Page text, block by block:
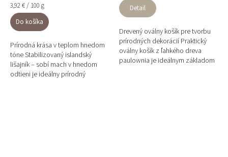
Jednotková
cena:
3,92 € / 100 g
Do košíka
Prírodná krása v teplom hnedom
tóne Stabilizovaný islandský
lišajník – sobí mach v hnedom
odtieni je ideálny prírodný
Detail
Drevený oválny košík pre tvorbu
prírodných dekorácií Praktický
oválny košík z ľahkého dreva
paulownia je ideálnym základom